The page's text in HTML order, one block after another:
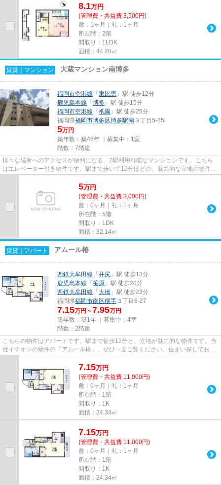
8.1万円
(管理費・共益費 3,500円)
敷：1ヶ月｜礼：1ヶ月
所在階：2階
間取り：1LDK
面積：44.20㎡
賃貸｜マンション 大蔵マンション南博多
福岡市空港線 「 東比恵 」駅 徒歩12分
鹿児島本線 「 博多 」駅 徒歩15分
福岡市空港線 「 祇園 」駅 徒歩25分
福岡県福岡市博多区博多駅南 ３丁目5-35
5万円
築年数：築46年 ｜募集中： 1室
階数：7階建
様々な場所へのアクセスが便利になる、2駅利用可能なマンションです。こちら
はエレベーター付き物件です。駅まで歩いて12分ほどの、魅力的な立地の物件で
5万円
(管理費・共益費 3,000円)
敷：0ヶ月｜礼：1ヶ月
所在階：5階
間取り：1DK
面積：32.14㎡
賃貸｜アパート アムール椿
西鉄大牟田線 「 井尻 」駅 徒歩13分
鹿児島本線 「 笹原 」駅 徒歩20分
西鉄大牟田線 「 大橋 」駅 徒歩23分
福岡県福岡市南区横手 ３丁目6-27
7.15万円～7.95万円
築年数：築1年 ｜募集中： 4室
階数：2階建
こちらの物件はアパートです。駅まで徒歩13分と、立地が魅力的な物件です。当
社イチオシの物件の「アムール椿」。ぜひ一度ご覧ください。住まい探しでお困
7.15万円
(管理費・共益費 11,000円)
敷：0ヶ月｜礼：1ヶ月
所在階：1階
間取り：1K
面積：24.34㎡
7.15万円
(管理費・共益費 11,000円)
敷：0ヶ月｜礼：1ヶ月
所在階：1階
間取り：1K
面積：24.34㎡